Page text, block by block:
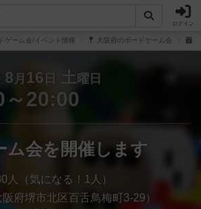
ログイン
ゲーム会/イベント情報 大阪府のボードゲーム会
8 月 16 日 土曜日
～20:00
ム会を開催します
人（気になる！1人）
府堺市北区百舌鳥梅町3-29）